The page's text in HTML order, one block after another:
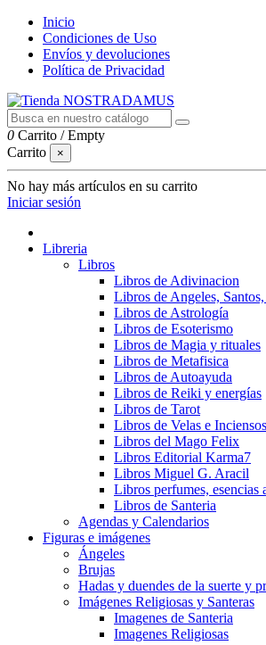
Inicio
Condiciones de Uso
Envíos y devoluciones
Política de Privacidad
0 Carrito /Empty
Carrito
×
No hay más artículos en su carrito
Iniciar sesión
Libreria
Libros
Libros de Adivinacion
Libros de Angeles,
Libros de Astrología
Libros de Esoterismo
Libros de Magia y rituales
Libros de Metafisica
Libros de Autoayuda
Libros de Reiki y energías
Libros de Tarot
Libros de Velas e Inciensos
Libros del Mago Felix
Libros Editorial Karma7
Libros Miguel G. Aracil
Libros perfumes, esencias
Libros de Santeria
Agendas y Calendarios
Figuras e imágenes
Ángeles
Brujas
Hadas y duendes de la suerte y
Imágenes Religiosas y Santeras
Imagenes de Santeria
Imagenes Religiosas